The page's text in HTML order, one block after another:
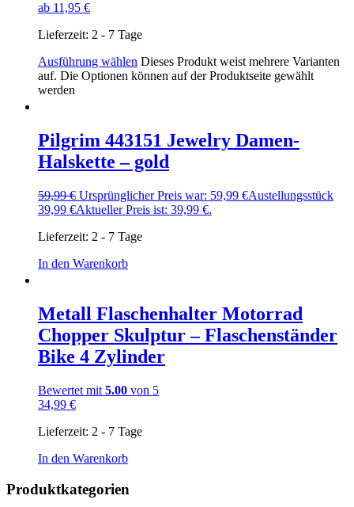
ab 11,95 €
Lieferzeit: 2 - 7 Tage
Ausführung wählen Dieses Produkt weist mehrere Varianten
auf. Die Optionen können auf der Produktseite gewählt
werden
Pilgrim 443151 Jewelry Damen-
Halskette – gold
59,99€ Ursprünglicher Preis war: 59,99 €Austellungsstück
39,99 €Aktueller Preis ist: 39,99 €.
Lieferzeit: 2 - 7 Tage
In den Warenkorb
Metall Flaschenhalter Motorrad
Chopper Skulptur – Flaschenständer
Bike 4 Zylinder
Bewertet mit 5.00 von 5
34,99 €
Lieferzeit: 2 - 7 Tage
In den Warenkorb
Produktkategorien